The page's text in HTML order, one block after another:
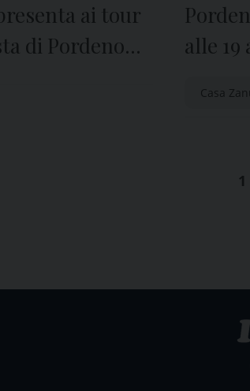
ai tour
di Pordenone
alle 19
Casa
1